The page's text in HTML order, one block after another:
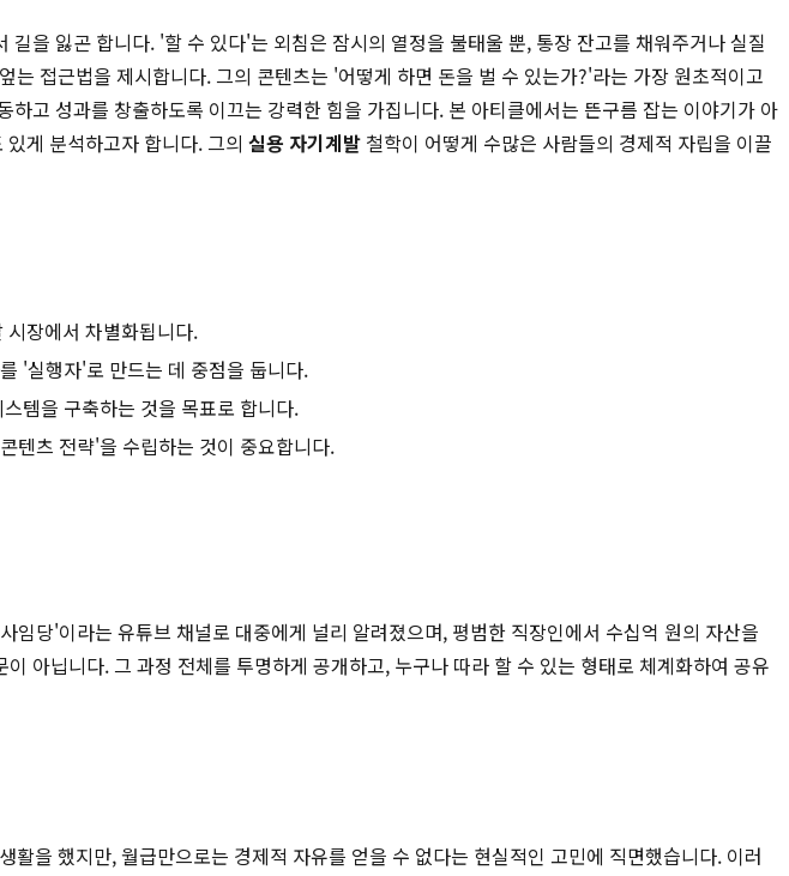
을 잃곤 합니다. '할 수 있다'는 외침은 잠시의 열정을 불태울 뿐, 통장 잔고를 채워주거나 실질
는 접근법을 제시합니다. 그의 콘텐츠는 '어떻게 하면 돈을 벌 수 있는가?'라는 가장 원초적이고
고 성과를 창출하도록 이끄는 강력한 힘을 가집니다. 본 아티클에서는 뜬구름 잡는 이야기가 아
있게 분석하고자 합니다. 그의 실용 자기계발 철학이 어떻게 수많은 사람들의 경제적 자립을 이끌
장에서 차별화됩니다.
'실행자'로 만드는 데 중점을 둡니다.
템을 구축하는 것을 목표로 합니다.
텐츠 전략'을 수립하는 것이 중요합니다.
임당'이라는 유튜브 채널로 대중에게 널리 알려졌으며, 평범한 직장인에서 수십억 원의 자산을
아닙니다. 그 과정 전체를 투명하게 공개하고, 누구나 따라 할 수 있는 형태로 체계화하여 공유
을 했지만, 월급만으로는 경제적 자유를 얻을 수 없다는 현실적인 고민에 직면했습니다. 이러